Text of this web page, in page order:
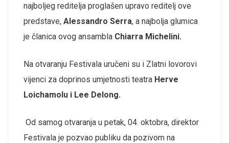
najboljeg reditelja proglašen upravo reditelj ove
predstave, Alessandro Serra, a najbolja glumica
je članica ovog ansambla Chiarra Michelini.
Na otvaranju Festivala uručeni su i Zlatni lovorovi
vijenci za doprinos umjetnosti teatra Herve
Loichamolu i Lee Delong.
Od samog otvaranja u petak, 04. oktobra, direktor
Festivala je pozvao publiku da pozivom na